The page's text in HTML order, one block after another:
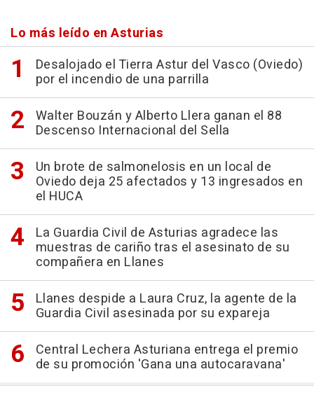
Lo más leído en Asturias
Desalojado el Tierra Astur del Vasco (Oviedo)
por el incendio de una parrilla
Walter Bouzán y Alberto Llera ganan el 88
Descenso Internacional del Sella
Un brote de salmonelosis en un local de
Oviedo deja 25 afectados y 13 ingresados en
el HUCA
La Guardia Civil de Asturias agradece las
muestras de cariño tras el asesinato de su
compañera en Llanes
Llanes despide a Laura Cruz, la agente de la
Guardia Civil asesinada por su expareja
Central Lechera Asturiana entrega el premio
de su promoción 'Gana una autocaravana'